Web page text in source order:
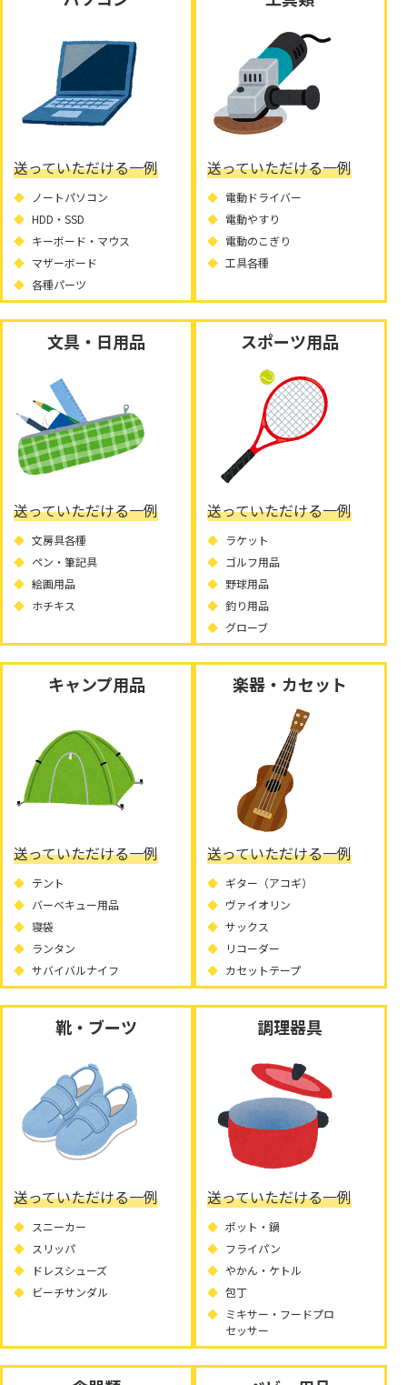
送っていただける一例
ノートパソコン
HDD・SSD
キーボード・マウス
マザーボード
各種パーツ
送っていただける一例
電動ドライバー
電動やすり
電動のこぎり
工具各種
文具・日用品
送っていただける一例
文房具各種
ペン・筆記具
絵画用品
ホチキス
スポーツ用品
送っていただける一例
ラケット
ゴルフ用品
野球用品
釣り用品
グローブ
キャンプ用品
送っていただける一例
テント
バーベキュー用品
寝袋
ランタン
サバイバルナイフ
楽器・カセット
送っていただける一例
ギター（アコギ）
ヴァイオリン
サックス
リコーダー
カセットテープ
靴・ブーツ
送っていただける一例
スニーカー
スリッパ
ドレスシューズ
ビーチサンダル
調理器具
送っていただける一例
ポット・鍋
フライパン
やかん・ケトル
包丁
ミキサー・フードプロ
セッサー